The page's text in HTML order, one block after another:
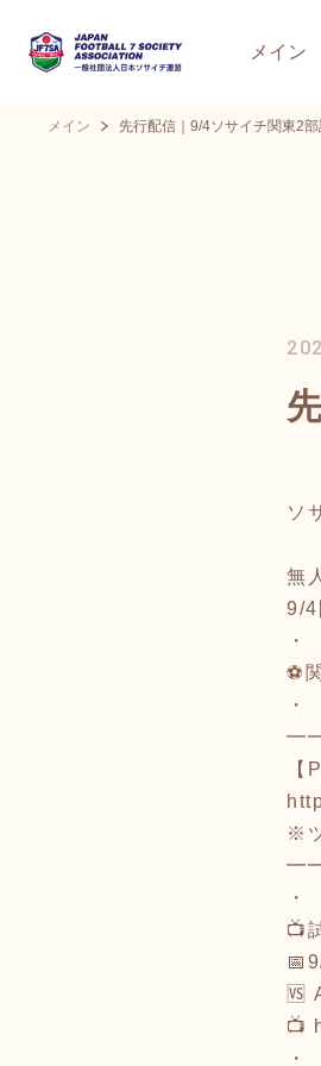
メイン
メイン 先行配信｜9/4ソサイチ関東2
ソ
無
9/4
・
⚽
・
【
※
・
📺
🆚
📺
・